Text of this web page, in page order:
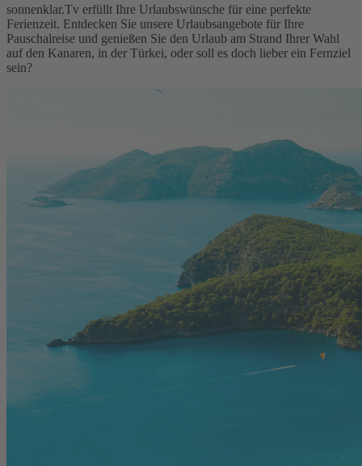
sonnenklar.Tv erfüllt Ihre Urlaubswünsche für eine perfekte
Ferienzeit. Entdecken Sie unsere Urlaubsangebote für Ihre
Pauschalreise und genießen Sie den Urlaub am Strand Ihrer Wahl
auf den Kanaren, in der Türkei, oder soll es doch lieber ein Fernziel
sein?